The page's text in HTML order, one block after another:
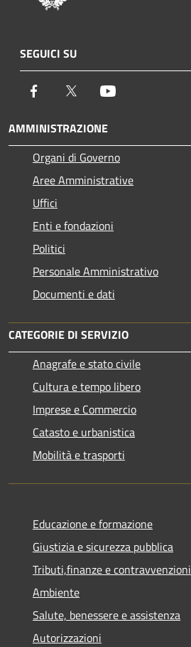
SEGUICI SU
Facebook Twitter
AMMINISTRAZIONE
Organi di Governo
Aree Amministrative
Uffici
Enti e fondazioni
Politici
Personale Amministrativo
Documenti e dati
CATEGORIE DI SERVIZIO
Anagrafe e stato civile
Cultura e tempo libero
Imprese e Commercio
Catasto e urbanistica
Mobilità e trasporti
Educazione e formazione
Giustizia e sicurezza pubblica
Tributi,finanze e contravvenzioni
Ambiente
Salute, benessere e assistenza
Autorizzazioni